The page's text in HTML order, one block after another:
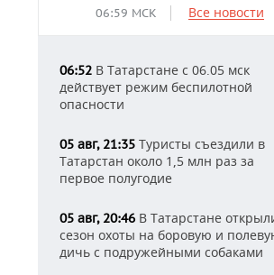
06:59 МСК Все новости
06:52 В Татарстане с 06.05 мск
действует режим беспилотной
опасности
05 авг, 21:35 Туристы съездили в
Татарстан около 1,5 млн раз за
первое полугодие
05 авг, 20:46 В Татарстане
сезон охоты на боровую и
дичь с подружейными собаками